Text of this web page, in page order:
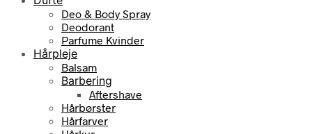
Deo & Body Spray
Deodorant
Parfume Kvinder
Hårpleje
Balsam
Barbering
Aftershave
Hårbørster
Hårfarver